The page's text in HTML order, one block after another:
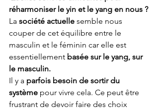
réharmoniser le yin et le yang en nous ?
La société actuelle semble nous
couper de cet équilibre entre le
masculin et le féminin car elle est
essentiellement basée sur le yang, sur
le masculin.
Il y a parfois besoin de sortir du
système pour vivre cela. Ce peut être
frustrant de devoir faire des choix